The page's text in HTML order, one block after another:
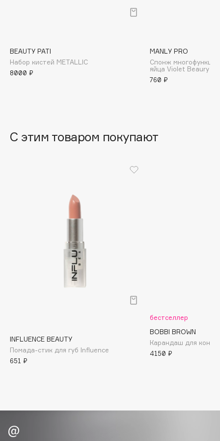
Balmain Hair Couture
Banderas
Beautyblades
НОВИНКА
Brunello Cucinelli
Bvlgari
BEAUTY PATI
Набор кистей METALLIC
8000 ₽
MANLY PRO
Спонж
яйца Violet Beaury
760 ₽
С этим товаром покупают
INFLUENCE BEAUTY
Помада-стик для губ Influence
651 ₽
бестселлер
BOBBI BROWN
Карандаш для
4150 ₽